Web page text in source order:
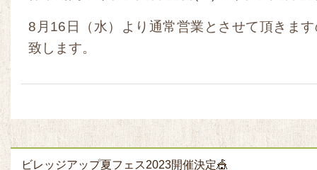
8月16日（水）より通常営業とさせて頂きま
致します。
ビレッジアップ夏フェス2023開催決定🎪